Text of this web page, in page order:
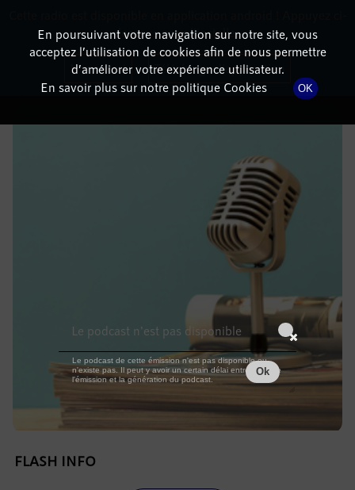
DÉTAILS DE L'ÉPISODE
20 juillet 2021à 13h59, durée : Invalid date
FLASH INFO
En poursuivant votre navigation sur notre site, vous
acceptez l’utilisation de cookies afin de nous permettre
d’améliorer votre expérience utilisateur.
En savoir plus sur notre politique Cookies
OK
dessous pour l'installer.
Non merci Télécharger l'application
Le podcast n'est pas disponible
Le podcast de cette émission n'est pas disponible ou
n'existe pas. Il peut y avoir un certain délai entre la fin de
l'émission et la génération du podcast.
Ok